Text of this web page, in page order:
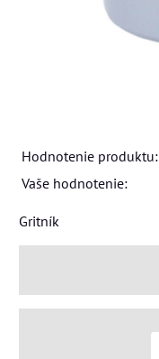
Hodnotenie produktu:
Vaše hodnotenie:
Gritník